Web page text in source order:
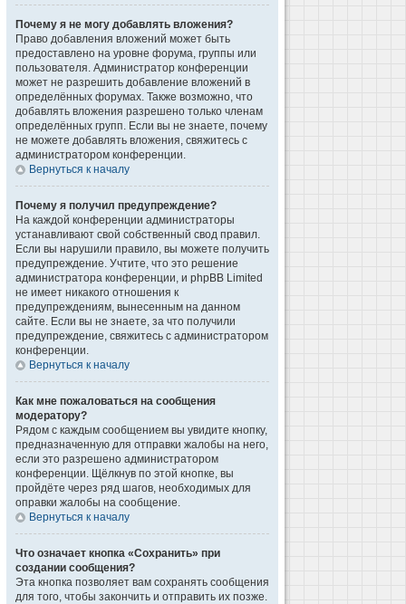
Почему я не могу добавлять вложения?
Право добавления вложений может быть
предоставлено на уровне форума, группы или
пользователя. Администратор конференции
может не разрешить добавление вложений в
определённых форумах. Также возможно, что
добавлять вложения разрешено только членам
определённых групп. Если вы не знаете, почему
не можете добавлять вложения, свяжитесь с
администратором конференции.
Вернуться к началу
Почему я получил предупреждение?
На каждой конференции администраторы
устанавливают свой собственный свод правил.
Если вы нарушили правило, вы можете получить
предупреждение. Учтите, что это решение
администратора конференции, и phpBB Limited
не имеет никакого отношения к
предупреждениям, вынесенным на данном
сайте. Если вы не знаете, за что получили
предупреждение, свяжитесь с администратором
конференции.
Вернуться к началу
Как мне пожаловаться на сообщения
модератору?
Рядом с каждым сообщением вы увидите кнопку,
предназначенную для отправки жалобы на него,
если это разрешено администратором
конференции. Щёлкнув по этой кнопке, вы
пройдёте через ряд шагов, необходимых для
оправки жалобы на сообщение.
Вернуться к началу
Что означает кнопка «Сохранить» при
создании сообщения?
Эта кнопка позволяет вам сохранять сообщения
для того, чтобы закончить и отправить их позже.